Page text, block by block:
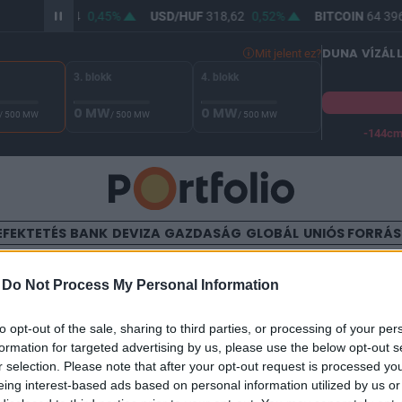
Do Not Process My Personal Information
opt-out of the sale, sharing to third parties, or processing of your
for targeted advertising by us, please use the below opt-out
selection. Please note that after your opt-out request is processed
interest-based ads based on personal information utilized by us
367,04 0,45% USD/HUF 318,62 0,52% BITCOIN64
Mit jelent ez?
/ 500 MW
3. blokk
0 MW/ 500 MW
4. blokk
0 MW/ 500 MW
DUNA
-144cm
BANK DEVIZA GAZDASÁG GLOBÁL UNIÓS
is utolérte a gyengülési
Rt.)